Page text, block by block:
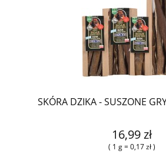
SKÓRA DZIKA - SUSZONE
16,99 zł
( 1 g = 0,17 zł )